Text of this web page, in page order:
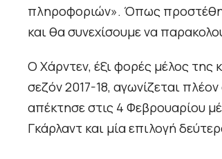
πληροφοριών». Όπως
και θα συνεχίσουμε να
Ο Χάρντεν, έξι φορές μέλος της
σεζόν 2017-18, αγωνίζεται
απέκτησε στις 4 Φεβρουαρίου
Γκάρλαντ και μία επιλογή